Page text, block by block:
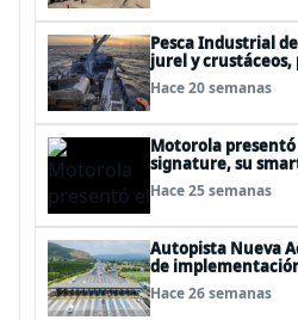
Pesca Industrial
jurel y
preocupación por
Hace 20 semanas
Motorola
signature, su
junto a un
Hace 25 semanas
Autopista Nueva
de
para peajes Las
Hace 26 semanas